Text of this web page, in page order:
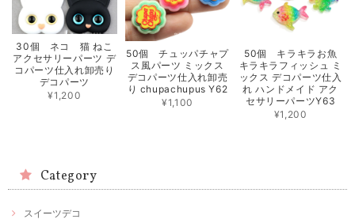
30個 ネコ 猫 ねこ
アクセサリーパーツ デ
コパーツ仕入れ卸売り
デコパーツ
¥1,200
50個 チュッパチャプ
ス風パーツ ミックス
デコパーツ仕入れ卸売
り chupachupus Y62
¥1,100
50個 キラキラお魚
キラキラフィッシュ ミ
ックス デコパーツ仕入
れ ハンドメイド アク
セサリーパーツY63
¥1,200
Category
スイーツデコ